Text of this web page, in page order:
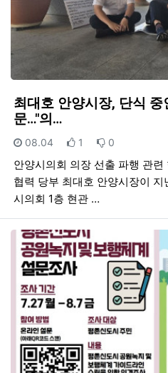
최대호 안양시장, 단식
문…"의…
등록일
08.04 추천
1 비추천
0
안양시의회 의장 선출 파행 관
협력 당부 최대호 안양시장이
시의회 1층 현관 …